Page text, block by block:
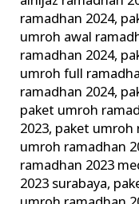
ramadhan 2024,
umroh awal
ramadhan 2024,
umroh full
ramadhan 2024,
paket umroh
2023, paket umroh
umroh ramadhan
ramadhan 2023
2023 surabaya,